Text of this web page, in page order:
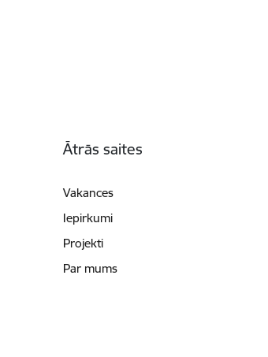
Ātrās saites
Vakances
Iepirkumi
Projekti
Par mums